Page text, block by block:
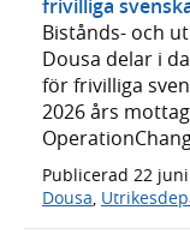
frivilliga
Bistånds- och
Dousa delar i
för frivilliga
2026 års
Publicerad 22
Dousa,